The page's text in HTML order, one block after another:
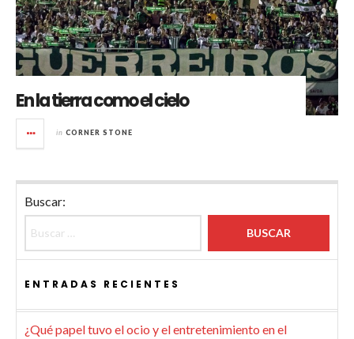
En la tierra como el cielo
in CORNER STONE
Buscar:
ENTRADAS RECIENTES
¿Qué papel tuvo el ocio y el entretenimiento en el